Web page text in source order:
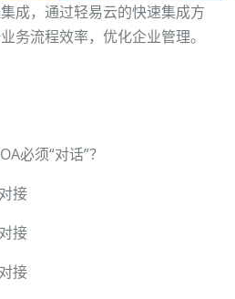
成，通过轻易云的快速集成方
务流程效率，优化企业管理。
必须“对话”？
接
接
接